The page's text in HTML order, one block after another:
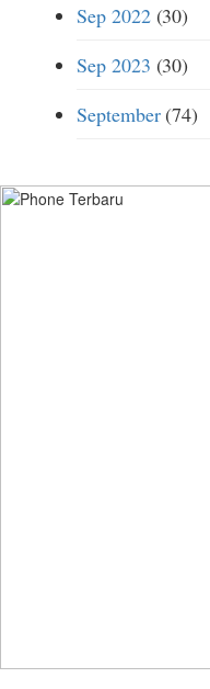
Sep 2022(30)
Sep 2023 (30)
September(74)